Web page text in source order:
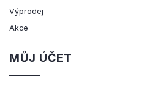
Výprodej
Akce
MŮJ ÚČET